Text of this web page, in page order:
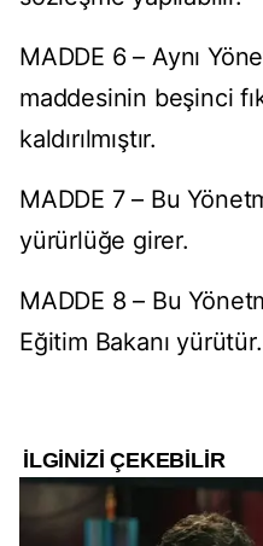
MADDE 6 – Aynı
maddesinin beşinci
kaldırılmıştır.
MADDE 7 – Bu
yürürlüğe girer.
MADDE 8 – Bu
Eğitim Bakanı yürütür.